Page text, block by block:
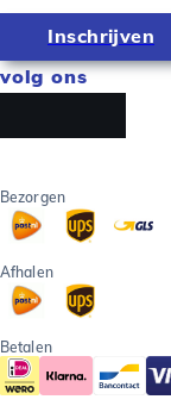
Inschrijven
volg ons
Bezorgen
Afhalen
Betalen